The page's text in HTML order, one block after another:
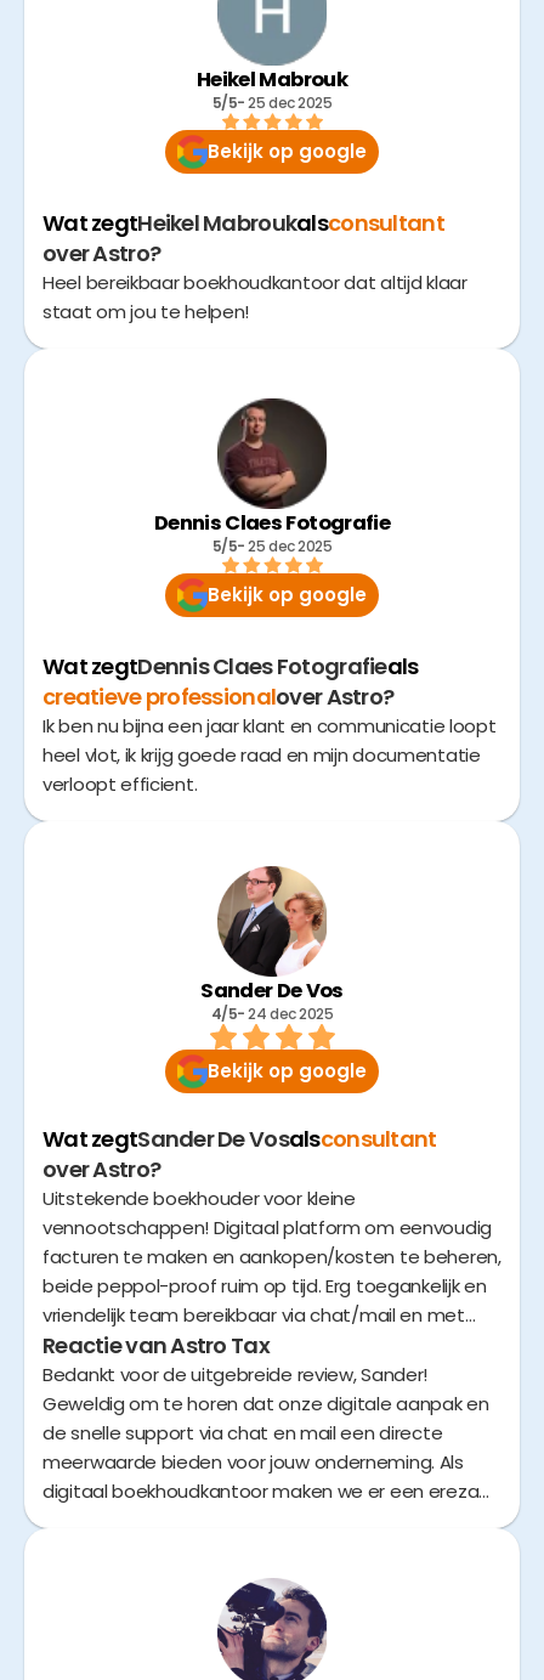
Heikel Mabrouk
5/5- 25 dec 2025
Bekijk op google
Wat zegtHeikel Mabroukalsconsultant
over Astro?
Heel bereikbaar boekhoudkantoor dat altijd klaar
staat om jou te helpen!
Dennis Claes Fotografie
5/5- 25 dec 2025
Bekijk op google
Wat zegtDennis Claes Fotografieals
creatieve professionalover Astro?
Ik ben nu bijna een jaar klant en communicatie loopt
heel vlot, ik krijg goede raad en mijn documentatie
verloopt efficient.
Sander De Vos
4/5- 24 dec 2025
Bekijk op google
Wat zegtSander De Vosalsconsultant
over Astro?
Uitstekende boekhouder voor kleine
vennootschappen! Digitaal platform om eenvoudig
facturen te maken en aankopen/kosten te beheren,
beide peppol-proof ruim op tijd. Erg toegankelijk en
vriendelijk team bereikbaar via chat/mail en met
persoonlijke en diepgaande antwoorden voor elke
situatie, en videocalls wanneer het meerwaarde
biedt of je dat zelf wilt natuurlijk. De
onboardingprocedure is persoonlijk en hulpvaardig,
je kan met alle startersvragen terecht bij hen en bij
hun uitgebreide FAQ.
Reactie van Astro Tax
Bedankt voor de uitgebreide review, Sander!
Geweldig om te horen dat onze digitale aanpak en
de snelle support via chat en mail een directe
meerwaarde bieden voor jouw onderneming. Als
digitaal boekhoudkantoor maken we er een erezaak
Zalig om te zien hoe je de Astro werking mooi